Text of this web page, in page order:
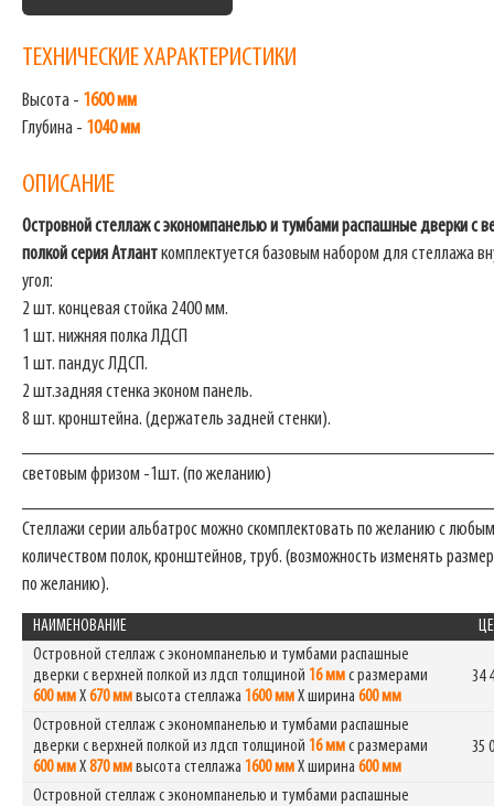
ТЕХНИЧЕСКИЕ ХАРАКТЕРИСТИКИ
Высота - 1600 мм
Глубина - 1040 мм
ОПИСАНИЕ
Островной стеллаж с экономпанелью и тумбами распашные дверки с
полкойсерия Атланткомплектуется базовым набором для стеллажа
угол:
2 шт. концевая стойка 2400 мм.
1 шт. нижняя полка ЛДСП
1 шт. пандус ЛДСП.
2 шт.задняя стенка эконом панель.
8 шт. кронштейна. (держатель задней стенки).
световым фризом -1шт. (по желанию)
Стеллажи серии альбатрос можно скомплектовать по желанию с любым
количеством полок, кронштейнов, труб. (возможность изменять
по желанию).
НАИМЕНОВАНИЕ
Островной стеллаж с экономпанелью и тумбами распашные
дверки с верхней полкой из лдсп толщиной 16 ммс размерами
600 ммХ670 ммвысота стеллажа 1600 ммХ ширина 600 мм
34
Островной стеллаж с экономпанелью и тумбами распашные
дверки с верхней полкой из лдсп толщиной 16 ммс размерами
600 ммХ870 ммвысота стеллажа 1600 ммХ ширина 600 мм
35
Островной стеллаж с экономпанелью и тумбами распашные